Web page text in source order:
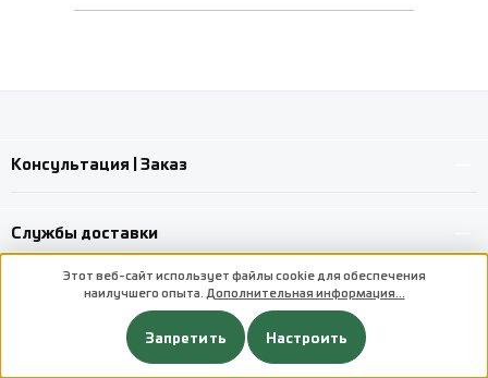
Консультация | Заказ
Службы доставки
Custom image 2
Этот веб-сайт использует файлы cookie для обеспечения
наилучшего опыта. Дополнительная информация...
Запретить Настроить